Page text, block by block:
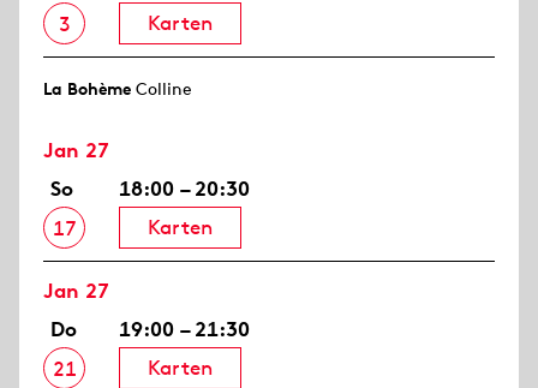
3
Karten
La Bohème Colline
Jan 27
So
17
18:00 – 20:30
Karten
Jan 27
Do
21
19:00 – 21:30
Karten